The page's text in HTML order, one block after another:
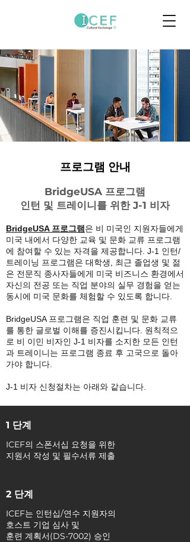
프로그램 안내
BridgeUSA 프로그램
인턴 및 트레이니를 위한 J-1 비자
BridgeUSA 프로그램은 비 미국인 지원자들에게
미국 내에서 다양한 교육 및 문화 교류 프로그램
에 참여할 수 있는 자격을 제공합니다. J-1 인턴/
트레이닝 프로그램은 대학생, 최근 졸업생 및 젊
은 전문직 종사자들에게 미국 비즈니스 환경에서
자신의 전공 또는 직업 분야의 실무 경험을 얻는
동시에 미국 문화를 체험할 수 있도록 합니다.
BridgeUSA 프로그램은 직업 훈련 및 문화 교류
를 통한 글로벌 이해를 증진시킵니다. 원칙적으
로 비 이민 비자인 J-1 비자를 소지한 모든 인턴
과 트레이니는 프로그램 종료 후 고국으로 돌아
가야 합니다.
J-1 비자 신청절차는 아래와 같습니다.
1 단계
ICEF의 스폰서십 요청을 위한
지원서 작성 및 필수서류 제출
2 단계
ICEF는 인턴십/연수 지원자의
호스트 기업 심사 및
훈련 계획서(DS-7002) 승인